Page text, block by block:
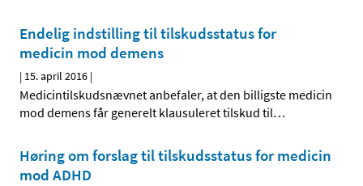
Endelig indstilling til tilskudsstatus for
medicin mod demens
| 15. april 2016 |
Medicintilskudsnævnet anbefaler, at den billigste medicin
mod demens får generelt klausuleret tilskud til…
Høring om forslag til tilskudsstatus for medicin
mod ADHD